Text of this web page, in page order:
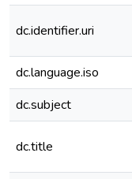
dc.identifier.uri
dc.language.iso
dc.subject
dc.title